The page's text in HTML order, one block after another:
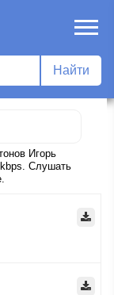
Игорь
kbps. Слушать